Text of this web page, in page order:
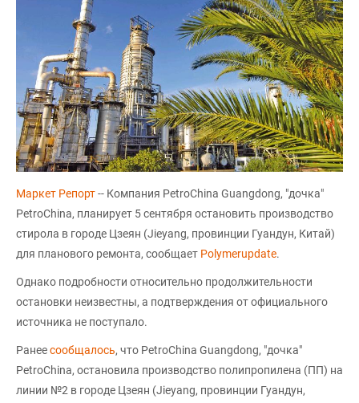
Маркет Репорт-- Компания PetroChina Guangdong, "дочка"
PetroChina, планирует 5 сентября остановить производство
стирола в городе Цзеян (Jieyang, провинции Гуандун, Китай)
для планового ремонта, сообщает Polymerupdate.
Однако подробности относительно продолжительности
остановки неизвестны, а подтверждения от официального
источника не поступало.
Ранеесообщалось, что PetroChina Guangdong, "дочка"
PetroChina, остановила производство полипропилена (ПП) на
линии №2 в городе Цзеян (Jieyang, провинции Гуандун,